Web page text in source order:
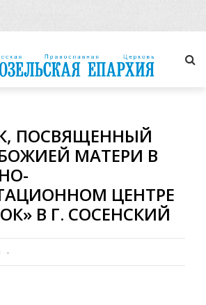
ПОСВЯЩЕННЫЙ
МАТЕРИ В
ЦЕНТРЕ
В Г. СОСЕНСКИЙ